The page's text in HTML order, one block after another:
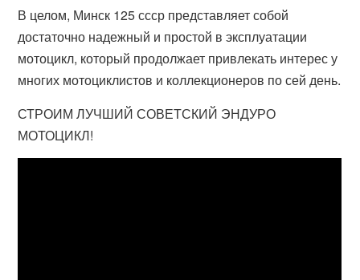
В целом, Минск 125 ссср представляет собой
достаточно надежный и простой в эксплуатации
мотоцикл, который продолжает привлекать интерес у
многих мотоциклистов и коллекционеров по сей день.
СТРОИМ ЛУЧШИЙ СОВЕТСКИЙ ЭНДУРО
МОТОЦИКЛ!